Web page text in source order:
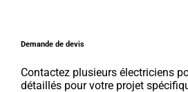
Demande de devis
Contactez plusieurs électriciens
détaillés pour votre projet